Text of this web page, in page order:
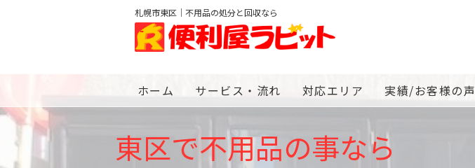
札幌市東区｜不用品の処分と回収なら
ホーム サービス・流れ 対応エリア 実績/お客様の声
東区で不用品の事なら